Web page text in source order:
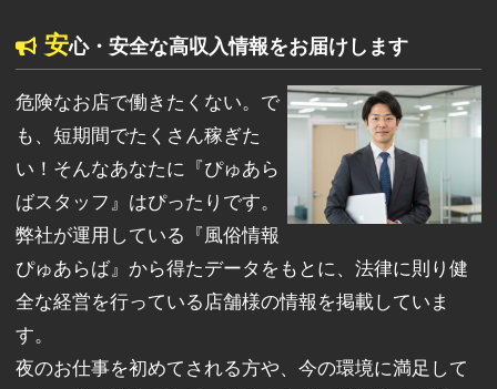
安心・安全な高収入情報をお届けします
危険なお店で働きたくない。で
も、短期間でたくさん稼ぎた
い！そんなあなたに『ぴゅあら
ばスタッフ』はぴったりです。
弊社が運用している『風俗情報
ぴゅあらば』から得たデータをもとに、法律に則り健
全な経営を行っている店舗様の情報を掲載していま
す。
夜のお仕事を初めてされる方や、今の環境に満足して